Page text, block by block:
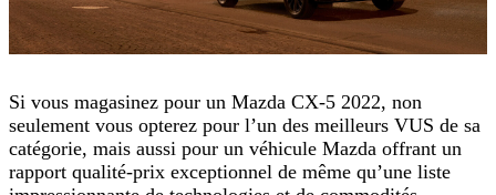
Si vous magasinez pour un Mazda CX-5 2022, non
seulement vous opterez pour l’un des meilleurs VUS de sa
catégorie, mais aussi pour un véhicule Mazda offrant un
rapport qualité-prix exceptionnel de même qu’une liste